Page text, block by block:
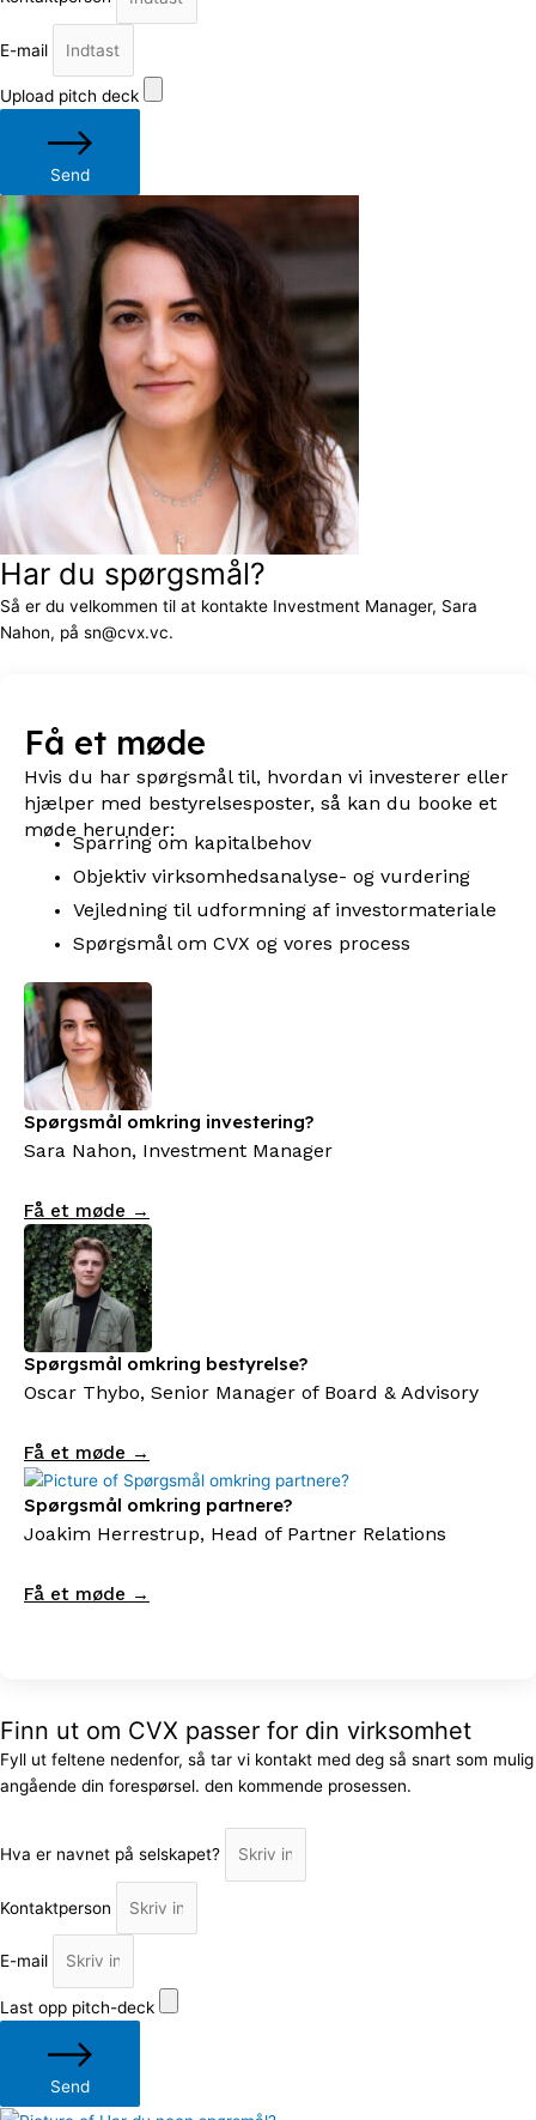
E-mail
Upload pitch deck
Send
Har du spørgsmål?
Så er du velkommen til at kontakte Investment Manager, Sara
Nahon, på sn@cvx.vc.
Få et møde
Hvis du har spørgsmål til, hvordan vi investerer eller
hjælper med bestyrelsesposter, så kan du booke et
møde herunder:
Sparring om kapitalbehov
Objektiv virksomhedsanalyse- og vurdering
Vejledning til udformning af investormateriale
Spørgsmål om CVX og vores process
Spørgsmål omkring investering?
Sara Nahon, Investment Manager
Få et møde →
Spørgsmål omkring bestyrelse?
Oscar Thybo, Senior Manager of Board & Advisory
Få et møde →
Spørgsmål omkring partnere?
Joakim Herrestrup, Head of Partner Relations
Få et møde →
Finn ut om CVX passer for din virksomhet
Fyll ut feltene nedenfor, så tar vi kontakt med deg så snart som mulig
angående din forespørsel. den kommende prosessen.
Hva er navnet på selskapet?
Kontaktperson
E-mail
Last opp pitch-deck
Send